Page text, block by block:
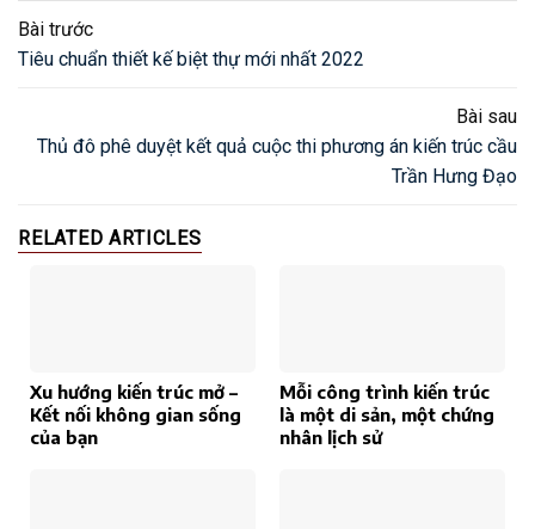
Bài trước
Tiêu chuẩn thiết kế biệt thự mới nhất 2022
Bài sau
Thủ đô phê duyệt kết quả cuộc thi phương án kiến trúc cầu
Trần Hưng Đạo
RELATED ARTICLES
Xu hướng kiến trúc mở –
Kết nối không gian sống
của bạn
Mỗi công trình kiến trúc
là một di sản, một chứng
nhân lịch sử